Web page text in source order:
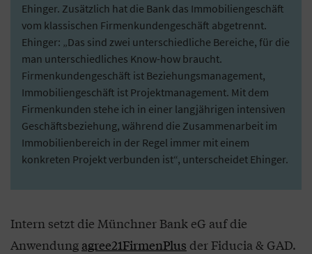
Ehinger. Zusätzlich hat die Bank das Immobiliengeschäft
vom klassischen Firmenkundengeschäft abgetrennt.
Ehinger: „Das sind zwei unterschiedliche Bereiche, für die
man unterschiedliches Know-how braucht.
Firmenkundengeschäft ist Beziehungsmanagement,
Immobiliengeschäft ist Projektmanagement. Mit dem
Firmenkunden stehe ich in einer langjährigen intensiven
Geschäftsbeziehung, während die Zusammenarbeit im
Immobilienbereich in der Regel immer mit einem
konkreten Projekt verbunden ist“, unterscheidet Ehinger.
Intern setzt die Münchner Bank eG auf die
Anwendung agree21FirmenPlus der Fiducia & GAD.